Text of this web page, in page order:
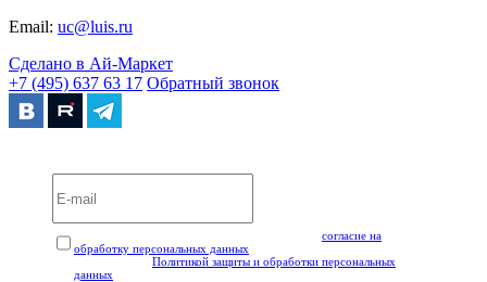
Email: uc@luis.ru
Сделано в Ай-Маркет
+7 (495) 637 63 17 Обратный звонок
согласие на
обработку персональных данных
Политикой защиты и обработки персональных
данных